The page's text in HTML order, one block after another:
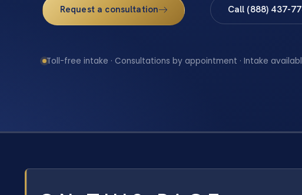
Request a consultation Call (888) 437-
Toll-free intake · Consultations by appointment · Intake